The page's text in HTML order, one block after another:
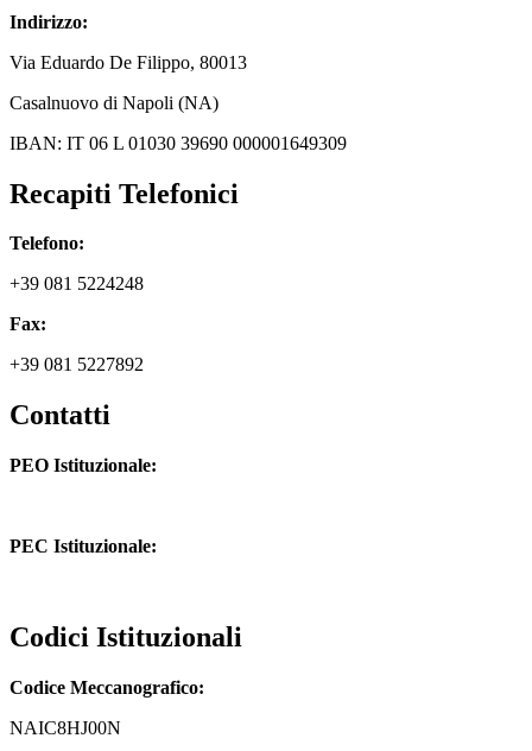
Indirizzo:
Via Eduardo De Filippo, 80013
Casalnuovo di Napoli (NA)
IBAN: IT 06 L 01030 39690 000001649309
Recapiti Telefonici
Telefono:
+39 081 5224248
Fax:
+39 081 5227892
Contatti
PEO Istituzionale:
PEC Istituzionale:
Codici Istituzionali
Codice Meccanografico:
NAIC8HJ00N